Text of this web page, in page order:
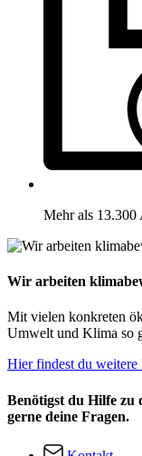
Mehr als 13.300
Wir arbeiten
Mit vielen konkreten
Umwelt und Klima so
Hier findest du weitere
Benötigst du Hilfe zu
gerne deine Fragen.